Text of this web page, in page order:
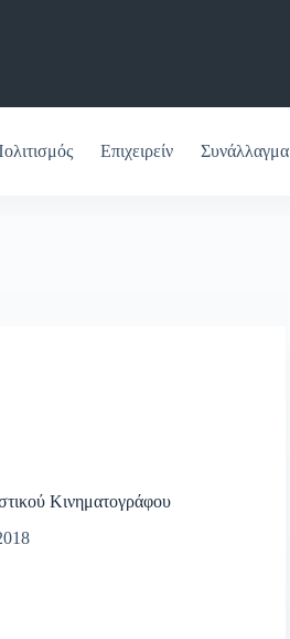
Επιχειρείν Συνάλλαγμα
Κινηματογράφου